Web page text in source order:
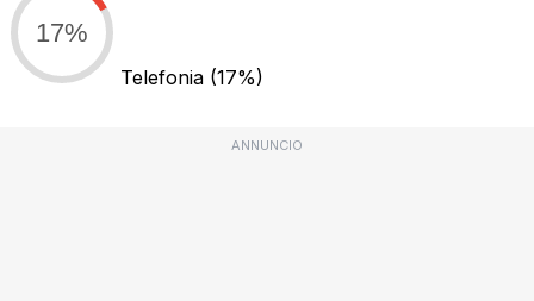
17%
Telefonia (17%)
ANNUNCIO